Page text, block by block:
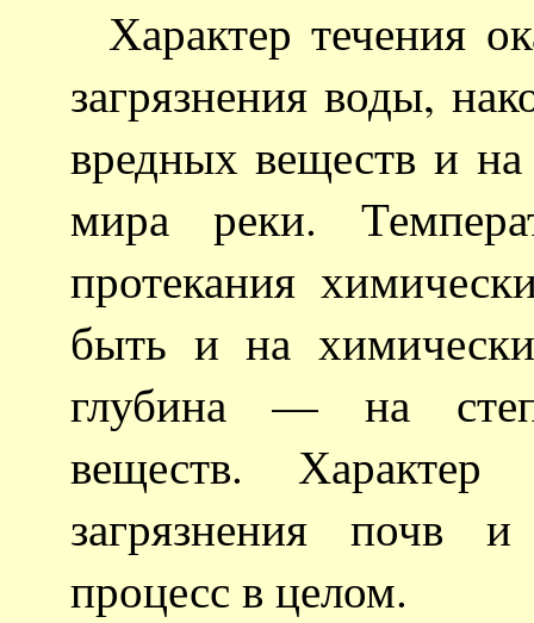
Характер течения
загрязнения воды,
вредных веществ и на
мира реки.
протекания
быть и на
глубина — на
веществ.
загрязнения почв и
процесс в целом.